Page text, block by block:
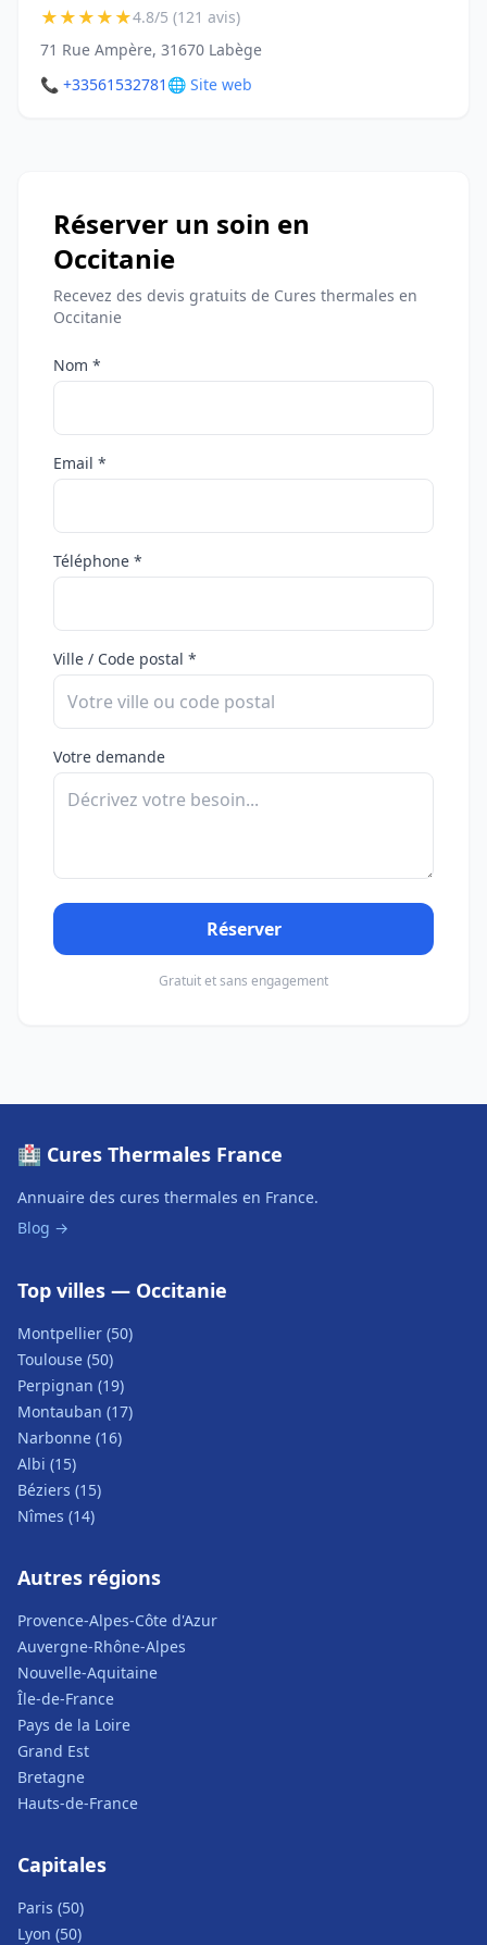
★★★★★4.8/5 (121 avis)
71 Rue Ampère, 31670 Labège
📞 +33561532781 🌐 Site web
Réserver un soin en
Occitanie
Recevez des devis gratuits de Cures thermales en
Occitanie
Nom *
Email *
Téléphone *
Ville / Code postal *
Votre demande
Réserver
Gratuit et sans engagement
🏥 Cures Thermales France
Annuaire des cures thermales en France.
Blog →
Top villes — Occitanie
Montpellier (50)
Toulouse (50)
Perpignan (19)
Montauban (17)
Narbonne (16)
Albi (15)
Béziers (15)
Nîmes (14)
Autres régions
Provence-Alpes-Côte d'Azur
Auvergne-Rhône-Alpes
Nouvelle-Aquitaine
Île-de-France
Pays de la Loire
Grand Est
Bretagne
Hauts-de-France
Capitales
Paris (50)
Lyon (50)